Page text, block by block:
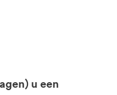
u een